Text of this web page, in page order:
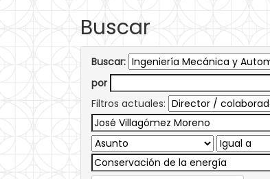
Buscar
Buscar:
por
Filtros actuales: